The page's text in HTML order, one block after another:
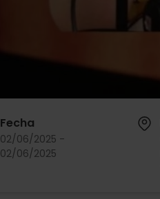
Fecha
02/06/2025 -
02/06/2025